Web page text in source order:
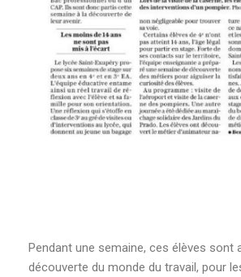
Pendant une semaine, ces élèves sont
découverte du monde du travail, pour